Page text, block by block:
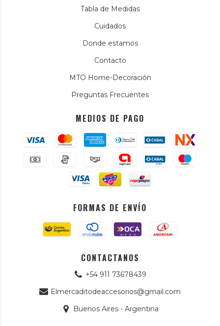
Tabla de Medidas
Cuidados
Donde estamos
Contacto
MTO Home-Decoración
Preguntas Frecuentes
MEDIOS DE PAGO
FORMAS DE ENVÍO
CONTACTANOS
+54 911 73678439
Elmercaditodeaccesorios@gmail.com
Buenos Aires - Argentina